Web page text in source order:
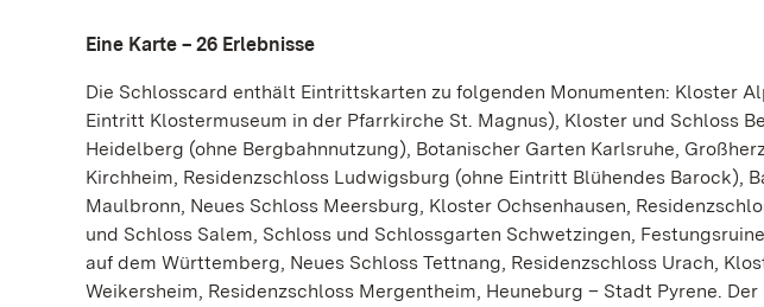
Eine Karte – 26 Erlebnisse
Die Schlosscard enthält Eintrittskarten zu folgenden Monumenten: Kloster
Eintritt Klostermuseum in der Pfarrkirche St. Magnus), Kloster und Schloss
Heidelberg (ohne Bergbahnnutzung), Botanischer Garten Karlsruhe,
Kirchheim, Residenzschloss Ludwigsburg (ohne Eintritt Blühendes Barock),
Maulbronn, Neues Schloss Meersburg, Kloster Ochsenhausen,
und Schloss Salem, Schloss und Schlossgarten Schwetzingen,
auf dem Württemberg, Neues Schloss Tettnang, Residenzschloss Urach,
Weikersheim, Residenzschloss Mergentheim, Heuneburg – Stadt Pyrene.